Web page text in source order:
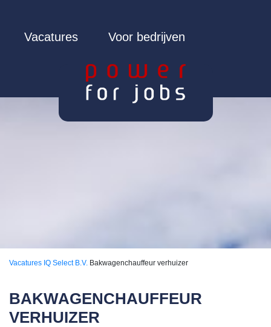
Vacatures Voor bedrijven
Vacatures IQ Select B.V. Bakwagenchauffeur verhuizer
BAKWAGENCHAUFFEUR
VERHUIZER